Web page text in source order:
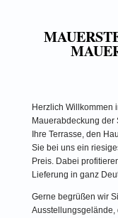
Herzlich Willkommen
Mauerabdeckung der
Ihre Terrasse, den
Sie bei uns ein
Preis. Dabei
Lieferung in ganz
Gerne begrüßen wir
Ausstellungsgelände,